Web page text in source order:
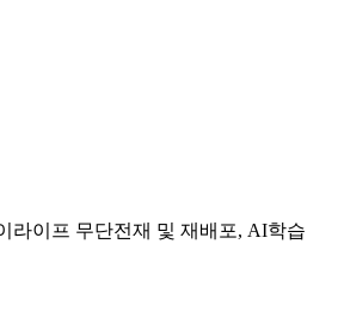
라이프 무단전재 및 재배포, AI학습